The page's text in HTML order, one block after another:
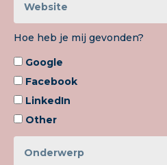
Hoe heb je mij gevonden?
Google
Facebook
LinkedIn
Other